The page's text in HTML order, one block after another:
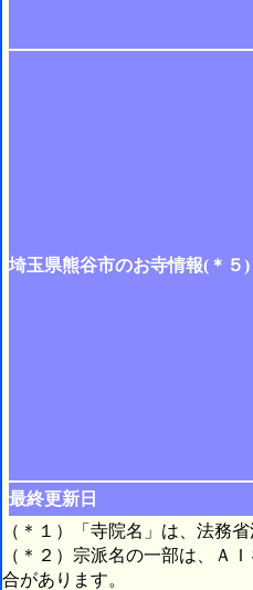
埼玉県熊谷市のお寺情報(＊５)
最終更新日
（＊１）「寺院名」は、法務
（＊２）宗派名の一部は、Ａ
合があります。